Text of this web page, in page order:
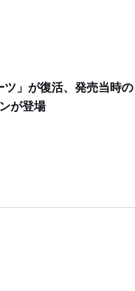
」が復活、発売当時の
が登場